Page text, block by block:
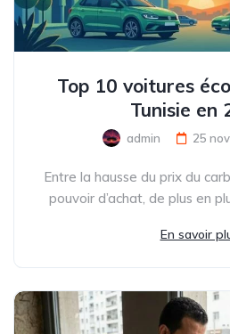
Top 10 voitures
Tunisie en
admin 25
Entre la hausse du prix du
pouvoir d’achat, de plus en
En savoir